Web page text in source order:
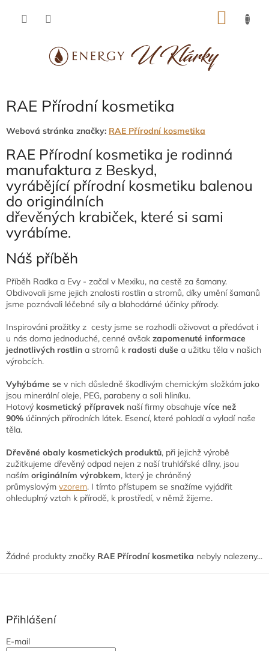
RAE Přírodní kosmetika
Webová stránka značky: RAE Přírodní kosmetika
RAE Přírodní kosmetika je rodinná
manufaktura z Beskyd,
vyrábějící přírodní kosmetiku balenou
do originálních
dřevěných krabiček, které si sami
vyrábíme.
Náš příběh
Příběh Radka a Evy - začal v Mexiku, na cestě za šamany.
Obdivovali jsme jejich znalosti rostlin a stromů, díky umění šamanů
jsme poznávali léčebné síly a blahodárné účinky přírody.
Inspirováni prožitky z cesty jsme se rozhodli oživovat a předávat i
u nás doma jednoduché, cenné avšak zapomenuté informace
jednotlivých rostlin a stromů k radosti duše a užitku těla v našich
výrobcích.
Vyhýbáme se v nich důsledně škodlivým chemickým složkám jako
jsou minerální oleje, PEG, parabeny a soli hliníku.
Hotový kosmetický přípravek naší firmy obsahuje více než
90% účinných přírodních látek. Esencí, které pohladí a vyladí naše
těla.
Dřevěné obaly kosmetických produktů, při jejichž výrobě
zužitkujeme dřevěný odpad nejen z naší truhlářské dílny, jsou
naším originálním výrobkem, který je chráněný
průmyslovým vzorem. I tímto přístupem se snažíme vyjádřit
ohleduplný vztah k přírodě, k prostředí, v němž žijeme.
Žádné produkty značky RAE Přírodní kosmetika nebyly nalezeny...
Z
Přihlášení
E-mail